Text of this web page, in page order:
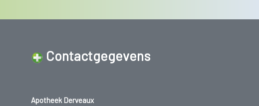
Contactgegevens
Apotheek Derveaux